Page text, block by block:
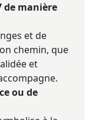
de manière
et de
chemin, que
et
ou de